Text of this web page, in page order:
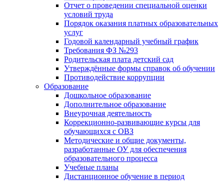
Отчет о проведении специальной оценки
условий труда
Порядок оказания платных образовательных
услуг
Годовой календарный учебный график
Требования ФЗ №293
Родительская плата детский сад
Утверждённые формы справок об обучении
Противодействие коррупции
Образование
Дошкольное образование
Дополнительное образование
Внеурочная деятельность
Коррекционно-развивающие курсы для
обучающихся с ОВЗ
Методические и общие документы,
разработанные ОУ для обеспечения
образовательного процесса
Учебные планы
Дистанционное обучение в период